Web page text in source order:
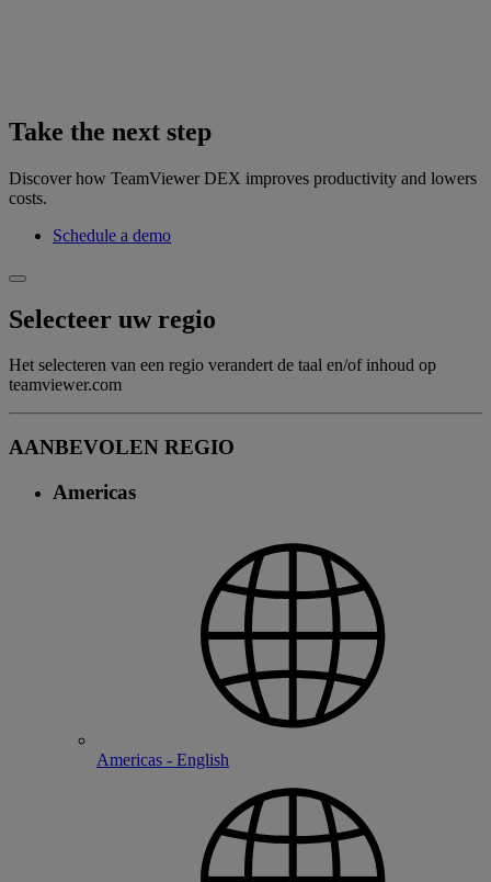
Take the next step
Discover how TeamViewer DEX improves productivity and lowers
costs.
Schedule a demo
Selecteer uw regio
Het selecteren van een regio verandert de taal en/of inhoud op
teamviewer.com
AANBEVOLEN REGIO
Americas
Americas - English